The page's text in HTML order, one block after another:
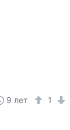
9 лет 1